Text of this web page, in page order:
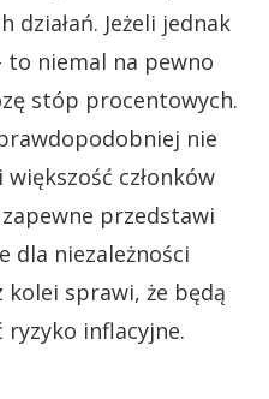
działań. Jeżeli jednak
to niemal na pewno
stóp procentowych.
nie
członków
przedstawi
dla niezależności
sprawi, że będą
inflacyjne.